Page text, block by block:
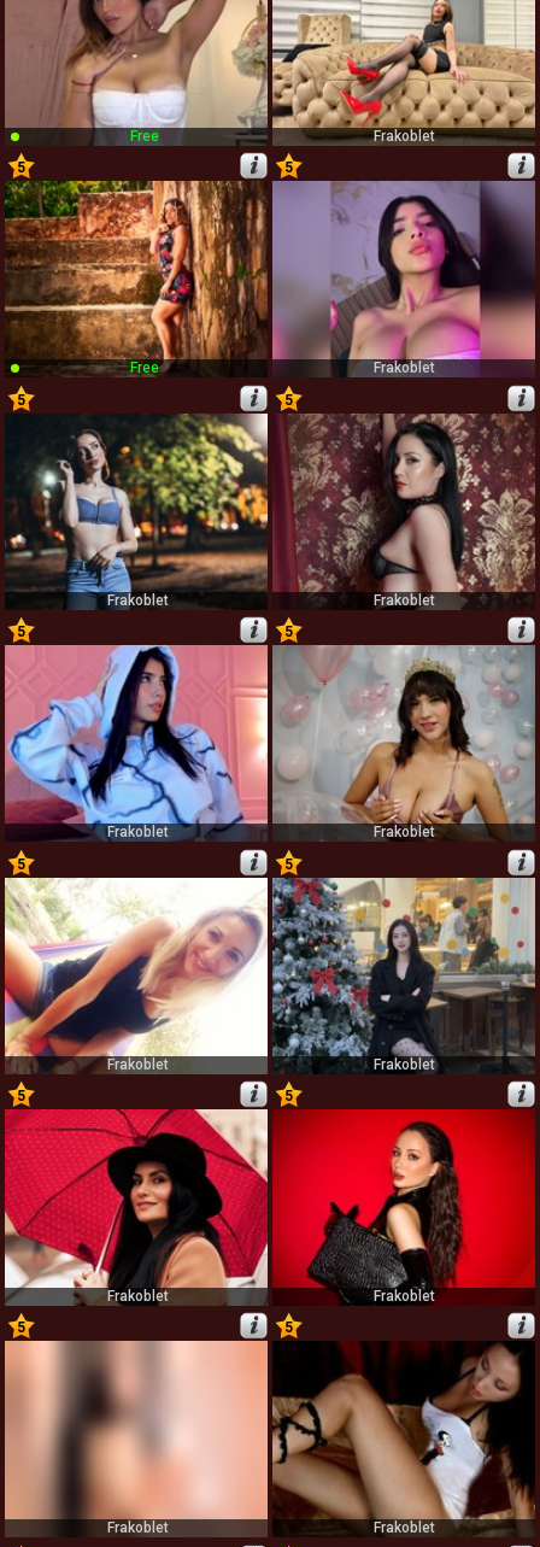
Free
Frakoblet
5
25
Free
5
Frakoblet
5
Frakoblet
5
28
Frakoblet
5
Frakoblet
5
Frakoblet
5
31
Frakoblet
5
32
Frakoblet
5
33
Frakoblet
5
Frakoblet
5
Frakoblet
5
Frakoblet